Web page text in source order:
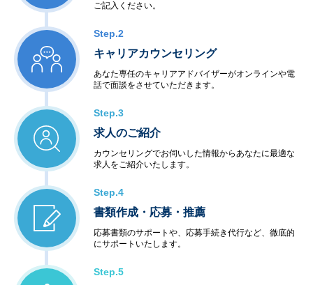
ご記入ください。
Step.2
キャリアカウンセリング
あなた専任のキャリアアドバイザーがオンラインや電
話で面談をさせていただきます。
Step.3
求人のご紹介
カウンセリングでお伺いした情報からあなたに最適な
求人をご紹介いたします。
Step.4
書類作成・応募・推薦
応募書類のサポートや、応募手続き代行など、徹底的
にサポートいたします。
Step.5